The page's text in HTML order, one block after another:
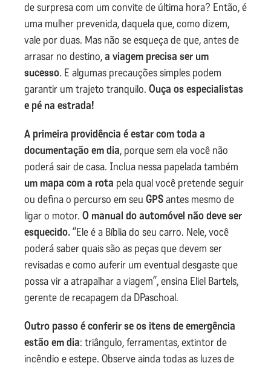
de surpresa com um convite de última hora? Então, é
uma mulher prevenida, daquela que, como dizem,
vale por duas. Mas não se esqueça de que, antes de
arrasar no destino,a viagem precisa ser um
sucesso. E algumas precauções simples podem
garantir um trajeto tranquilo. Ouça os especialistas
e pé na estrada!
A primeira providência é estar com toda a
documentação em dia, porque sem ela você não
poderá sair de casa. Inclua nessa papelada também
um mapa com a rota pela qual você pretende seguir
ou defina o percurso em seu GPSantes mesmo de
ligar o motor. O manual do automóvel não deve ser
esquecido.“Ele é a Bíblia do seu carro. Nele, você
poderá saber quais são as peças que devem ser
revisadas e como auferir um eventual desgaste que
possa vir a atrapalhar a viagem”, ensina Eliel Bartels,
gerente de recapagem da DPaschoal.
Outro passo é conferir se os itens de emergência
estão em dia: triângulo, ferramentas, extintor de
incêndio e estepe. Observe ainda todas as luzes de